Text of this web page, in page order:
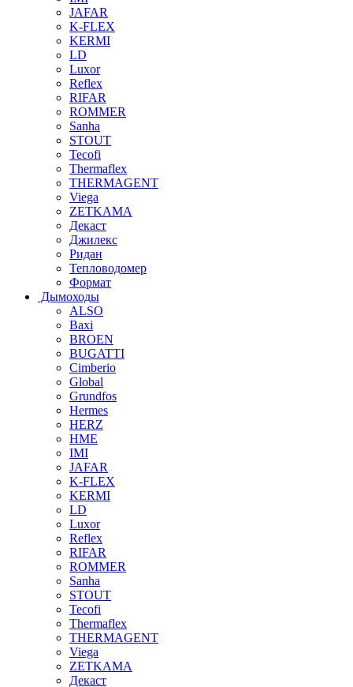
JAFAR
K-FLEX
KERMI
LD
Luxor
Reflex
RIFAR
ROMMER
Sanha
STOUT
Tecofi
Thermaflex
THERMAGENT
Viega
ZETKAMA
Декаст
Джилекс
Ридан
Тепловодомер
Формат
Дымоходы
ALSO
Baxi
BROEN
BUGATTI
Cimberio
Global
Grundfos
Hermes
HERZ
HME
IMI
JAFAR
K-FLEX
KERMI
LD
Luxor
Reflex
RIFAR
ROMMER
Sanha
STOUT
Tecofi
Thermaflex
THERMAGENT
Viega
ZETKAMA
Декаст